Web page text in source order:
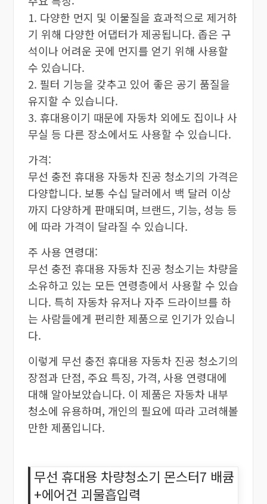
1. 다양한 먼지 및 이물질을 효과적으로 제거하
기 위해 다양한 어댑터가 제공됩니다. 좁은 구
석이나 어려운 곳에 먼지를 얻기 위해 사용할
수 있습니다.
2. 필터 기능을 갖추고 있어 좋은 공기 품질을
유지할 수 있습니다.
3. 휴대용이기 때문에 자동차 외에도 집이나 사
무실 등 다른 장소에서도 사용할 수 있습니다.
가격:
무선 충전 휴대용 자동차 진공 청소기의 가격은
다양합니다. 보통 수십 달러에서 백 달러 이상
까지 다양하게 판매되며, 브랜드, 기능, 성능 등
에 따라 가격이 달라질 수 있습니다.
주 사용 연령대:
무선 충전 휴대용 자동차 진공 청소기는 차량을
소유하고 있는 모든 연령층에서 사용할 수 있습
니다. 특히 자동차 유저나 자주 드라이브를 하
는 사람들에게 편리한 제품으로 인기가 있습니
다.
이렇게 무선 충전 휴대용 자동차 진공 청소기의
장점과 단점, 주요 특징, 가격, 사용 연령대에
대해 알아보았습니다. 이 제품은 자동차 내부
청소에 유용하며, 개인의 필요에 따라 고려해볼
만한 제품입니다.
무선 휴대용 차량청소기 몬스터7 배큠
+에어건 괴물흡입력